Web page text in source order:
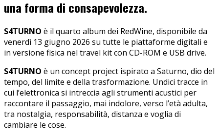
una forma di consapevolezza.
S4TURNO è il quarto album dei RedWine, disponibile da
venerdì 13 giugno 2026 su tutte le piattaforme digitali e
in versione fisica nel travel kit con CD-ROM e USB drive.
S4TURNO è un concept project ispirato a Saturno, dio del
tempo, del limite e della trasformazione. Undici tracce in
cui l’elettronica si intreccia agli strumenti acustici per
raccontare il passaggio, mai indolore, verso l’età adulta,
tra nostalgia, responsabilità, distanza e voglia di
cambiare le cose.